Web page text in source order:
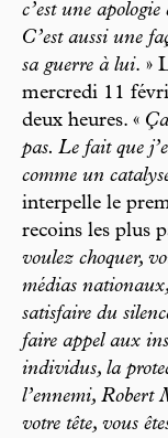
c’est une
C’est aussi une
sa guerre à lui. »
mercredi 11
deux heures. «
pas. Le fait que
comme un
interpelle le
recoins les plus
voulez choquer,
médias
satisfaire du
faire appel aux
individus, la
l’ennemi, Robert
votre tête, vous